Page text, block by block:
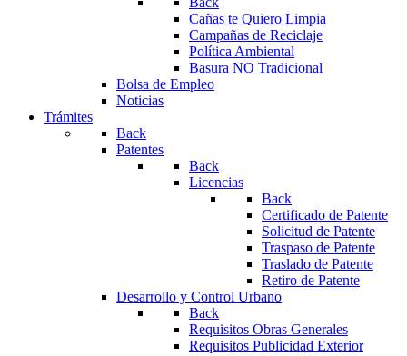
Cañas te Quiero Limpia
Campañas de Reciclaje
Política Ambiental
Basura NO Tradicional
Bolsa de Empleo
Noticias
Trámites
Back
Patentes
Back
Licencias
Back
Certificado de Patente
Solicitud de Patente
Traspaso de Patente
Traslado de Patente
Retiro de Patente
Desarrollo y Control Urbano
Back
Requisitos Obras Generales
Requisitos Publicidad Exterior